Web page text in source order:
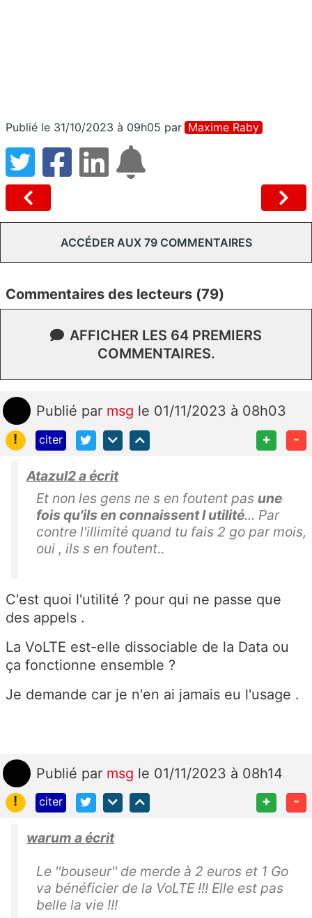
Publié le 31/10/2023 à 09h05 par Maxime Raby
ACCÉDER AUX 79 COMMENTAIRES
Commentaires des lecteurs (79)
AFFICHER LES 64 PREMIERS
COMMENTAIRES.
Publié par msg le 01/11/2023 à 08h03
!
citer + -
Atazul2 a écrit
Et non les gens ne s en foutent pas une
fois qu'ils en connaissent l utilité... Par
contre l'illimité quand tu fais 2 go par mois,
oui , ils s en foutent..
C'est quoi l'utilité ? pour qui ne passe que
des appels .
La VoLTE est-elle dissociable de la Data ou
ça fonctionne ensemble ?
Je demande car je n'en ai jamais eu l'usage .
Publié par msg le 01/11/2023 à 08h14
!
citer + -
warum a écrit
Le ''bouseur'' de merde à 2 euros et 1 Go
va bénéficier de la VoLTE !!! Elle est pas
belle la vie !!!